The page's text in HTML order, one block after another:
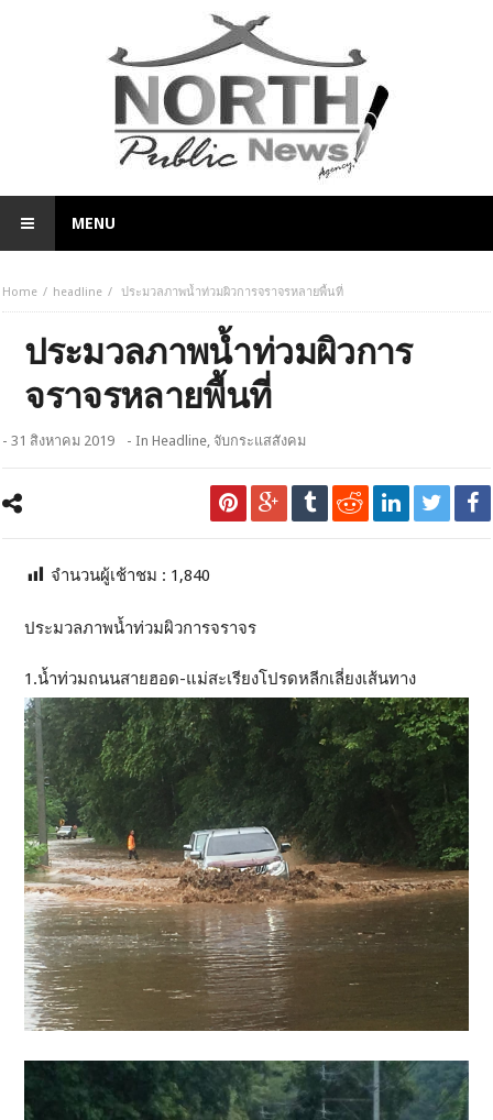
MENU
Home headline ประมวลภาพน้ำท่วมผิวการจราจรหลายพื้นที่
ประมวลภาพน้ำท่วมผิวการ
จราจรหลายพื้นที่
- 31 สิงหาคม 2019 - InHeadline, จับกระแสสังคม
จำนวนผู้เช้าชม : 1,840
ประมวลภาพน้ำท่วมผิวการจราจร
1.น้ำท่วมถนนสายฮอด-แม่สะเรียงโปรดหลีกเลี่ยงเส้นทาง